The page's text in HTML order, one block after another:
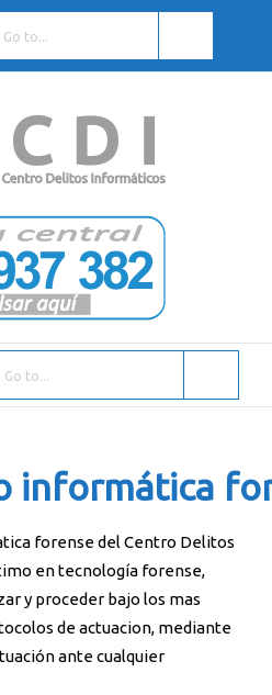
Go to...
Go to...
informática
forense del Centro Delitos
en tecnología forense,
y proceder bajo los mas
de actuacion, mediante
ante cualquier